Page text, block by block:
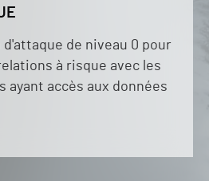
d'attaque de niveau 0 pour
à risque avec les
ayant accès aux données